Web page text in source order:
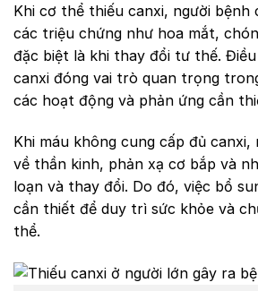
Khi cơ thể thiếu canxi, người bệnh
các triệu chứng như hoa mắt,
đặc biệt là khi thay đổi tư thế.
canxi đóng vai trò quan trọng
các hoạt động và phản ứng cần
Khi máu không cung cấp đủ canxi,
về thần kinh, phản xạ cơ bắp và
loạn và thay đổi. Do đó, việc bổ
cần thiết để duy trì sức khỏe và
thể.